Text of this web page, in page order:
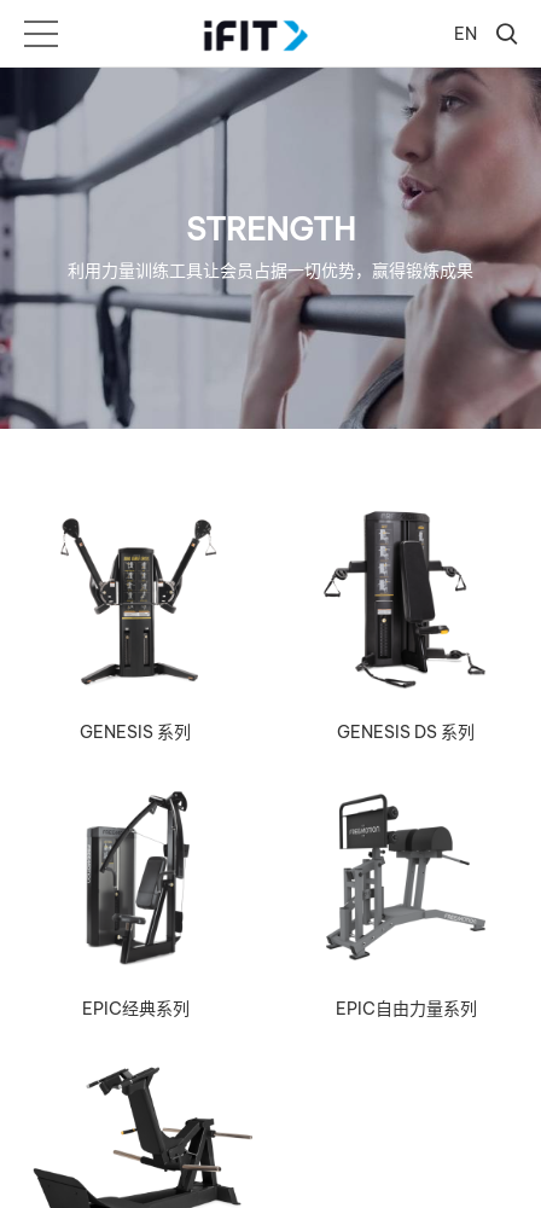
EN
STRENGTH
利用力量训练工具让会员占据一切优势，赢得锻炼成果
GENESIS 系列 GENESIS DS 系列
EPIC经典系列 EPIC自由力量系列